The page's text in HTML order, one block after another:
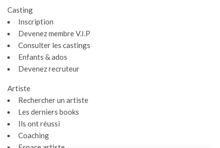
Casting
Inscription
Devenez membre V.I.P
Consulter les castings
Enfants & ados
Devenez recruteur
Artiste
Rechercher un artiste
Les derniers books
Ils ont réussi
Coaching